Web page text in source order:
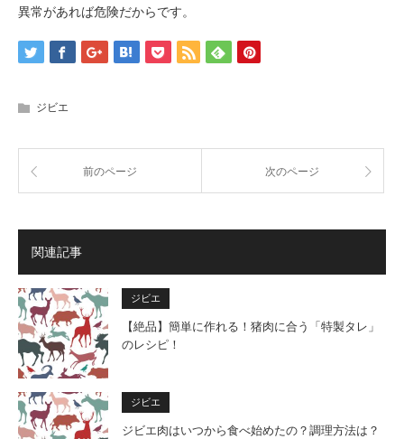
異常があれば危険だからです。
ジビエ
前のページ 次のページ
関連記事
ジビエ
【絶品】簡単に作れる！猪肉に合う「特製タレ」
のレシピ！
ジビエ
ジビエ肉はいつから食べ始めたの？調理方法は？